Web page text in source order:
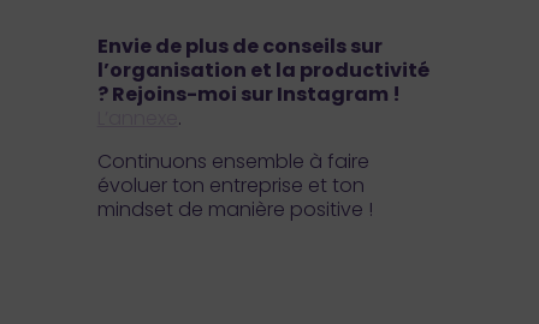
Envie de plus de conseils sur
l’organisation et la productivité
? Rejoins-moi sur Instagram !
.
Continuons ensemble à faire
évoluer ton entreprise et ton
mindset de manière positive !